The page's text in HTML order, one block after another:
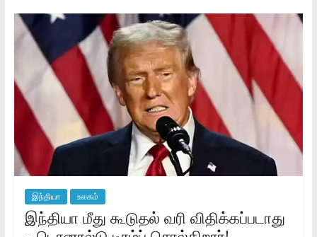
இந்தியா உலகம்
இந்தியா மீது கூடுதல் வரி விதிக்கப்படாது